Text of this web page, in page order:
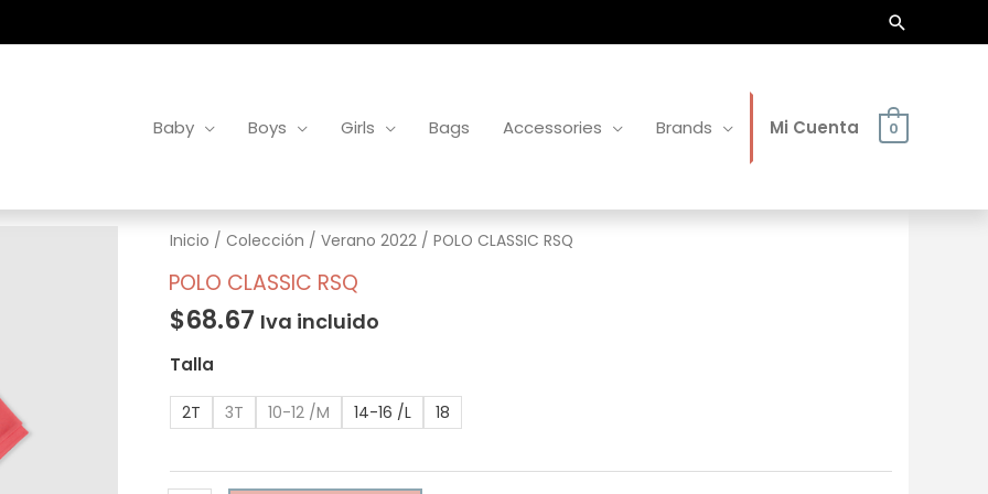
Buscar
Baby Boys Girls Bags Accessories Brands Mi Cuenta 0
Inicio / Colección / Verano 2022/ POLO CLASSIC RSQ
POLO CLASSIC RSQ
$68.67 Iva incluido
Talla
2T 3T 10-12 /M 14-16 /L 18
POLO
CLASSIC
cantidad